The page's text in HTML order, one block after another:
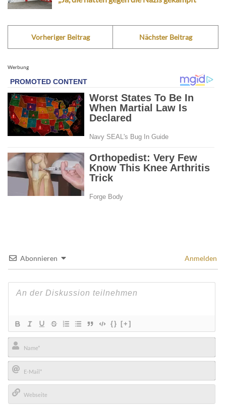
Vorheriger Beitrag Nächster Beitrag
Werbung
Abonnieren Anmelden
{} [+]
Name*
E-
Mail*